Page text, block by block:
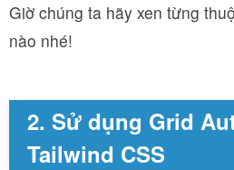
Giờ chúng ta hãy xen từng
nào nhé!
2. Sử dụng Grid
Tailwind CSS